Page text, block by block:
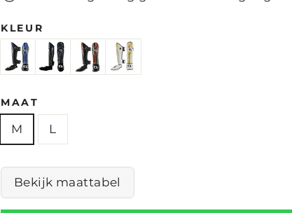
KLEUR
MAAT
M L
Bekijk maattabel